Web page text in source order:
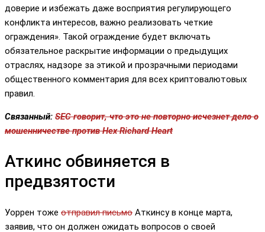
доверие и избежать даже восприятия регулирующего
конфликта интересов, важно реализовать четкие
ограждения». Такой ограждение будет включать
обязательное раскрытие информации о предыдущих
отраслях, надзоре за этикой и прозрачными периодами
общественного комментария для всех криптовалютовых
правил.
Связанный: SEC говорит, что это не повторно исчезнет дело о
мошенничестве против Hex Richard Heart
Аткинс обвиняется в
предвзятости
Уоррен тоже отправил письмо Аткинсу в конце марта,
заявив, что он должен ожидать вопросов о своей